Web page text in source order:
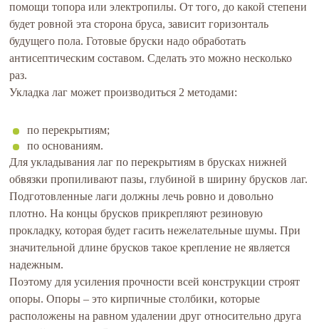
помощи топора или электропилы. От того, до какой степени
будет ровной эта сторона бруса, зависит горизонталь
будущего пола. Готовые бруски надо обработать
антисептическим составом. Сделать это можно несколько
раз.
Укладка лаг может производиться 2 методами:
по перекрытиям;
по основаниям.
Для укладывания лаг по перекрытиям в брусках нижней
обвязки пропиливают пазы, глубиной в ширину брусков лаг.
Подготовленные лаги должны лечь ровно и довольно
плотно. На концы брусков прикрепляют резиновую
прокладку, которая будет гасить нежелательные шумы. При
значительной длине брусков такое крепление не является
надежным.
Поэтому для усиления прочности всей конструкции строят
опоры. Опоры – это кирпичные столбики, которые
расположены на равном удалении друг относительно друга